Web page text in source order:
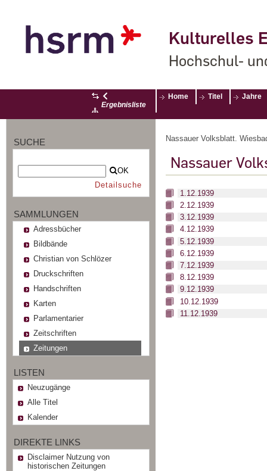
Kulturelles
Hochschul-
Ergebnisliste
Home Titel Jahre
SUCHE
OK
Detailsuche
SAMMLUNGEN
Adressbücher
Bildbände
Christian von Schlözer
Druckschriften
Handschriften
Karten
Parlamentarier
Zeitschriften
Zeitungen
LISTEN
Neuzugänge
Alle Titel
Kalender
DIREKTE LINKS
Disclaimer Nutzung von
historischen Zeitungen
Nassauer Volksblatt.
Nassauer
1.12.1939
2.12.1939
3.12.1939
4.12.1939
5.12.1939
6.12.1939
7.12.1939
8.12.1939
9.12.1939
10.12.1939
11.12.1939